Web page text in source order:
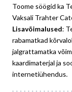
Toome söögid ka
Vaksali Trahter
Lisavõimalused:
rabamatkad
jalgrattamatka
kaardimaterjal ja
internetiühendus.